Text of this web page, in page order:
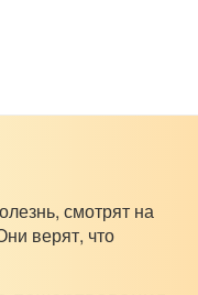
смотрят на
верят, что